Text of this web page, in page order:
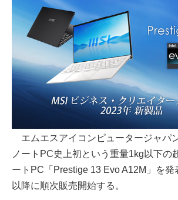
エムエスアイコンピュータージャパ
ノートPC史上初という重量1kg以下の
ートPC「Prestige 13 Evo A12M」を発
以降に順次販売開始する。